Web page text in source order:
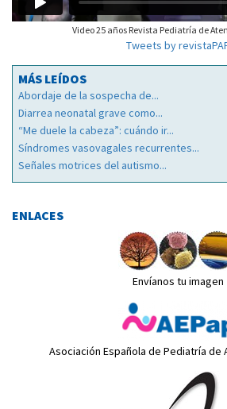
Video 25 años Revista Pediatría de
Tweets by
MÁS LEÍDOS
Abordaje de la sospecha de...
Diarrea neonatal grave como...
“Me duele la cabeza”: cuándo ir...
Síndromes vasovagales recurrentes...
Señales motrices del autismo...
ENLACES
Envíanos tu imagen
Asociación Española de Pediatría de